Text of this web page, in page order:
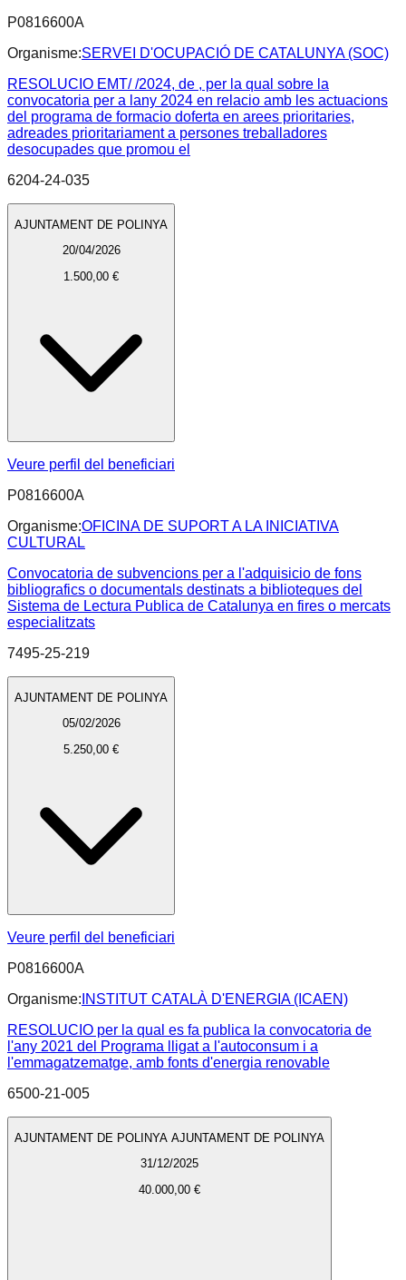
P0816600A
Organisme:SERVEI D'OCUPACIÓ DE CATALUNYA (SOC)
RESOLUCIO EMT/ /2024, de , per la qual sobre la
convocatoria per a lany 2024 en relacio amb les actuacions
del programa de formacio doferta en arees prioritaries,
adreades prioritariament a persones treballadores
desocupades que promou el
6204-24-035
AJUNTAMENT DE POLINYA
20/04/2026
1.500,00 €
Veure perfil del beneficiari
P0816600A
Organisme:OFICINA DE SUPORT A LA INICIATIVA
CULTURAL
Convocatoria de subvencions per a l'adquisicio de fons
bibliografics o documentals destinats a biblioteques del
Sistema de Lectura Publica de Catalunya en fires o mercats
especialitzats
7495-25-219
AJUNTAMENT DE POLINYA
05/02/2026
5.250,00 €
Veure perfil del beneficiari
P0816600A
Organisme: INSTITUT CATALÀ D'ENERGIA (ICAEN)
RESOLUCIO per la qual es fa publica la convocatoria de
l'any 2021 del Programa lligat a l'autoconsum i a
l'emmagatzematge, amb fonts d'energia renovable
6500-21-005
AJUNTAMENT DE POLINYA AJUNTAMENT DE POLINYA
31/12/2025
40.000,00 €